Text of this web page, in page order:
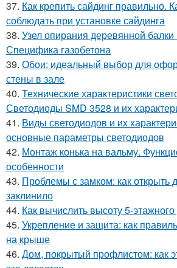
37. Как крепить сайдинг правильно.
соблюдать при установке сайдинга
38. Узел опирания деревянной балки
Специфика газобетона
39. Обои: идеальный выбор для
стены в зале
40. Технические характеристики
Светодиоды SMD 3528 и их
41. Виды светодиодов и их
основные параметры светодиодов
42. Монтаж конька на вальму.
особенности
43. Проблемы с замком: как открыть
заклинило
44. Как вычислить высоту 5-
45. Укрепление и защита: как
на крыше
46. Дом, покрытый профлистом: как